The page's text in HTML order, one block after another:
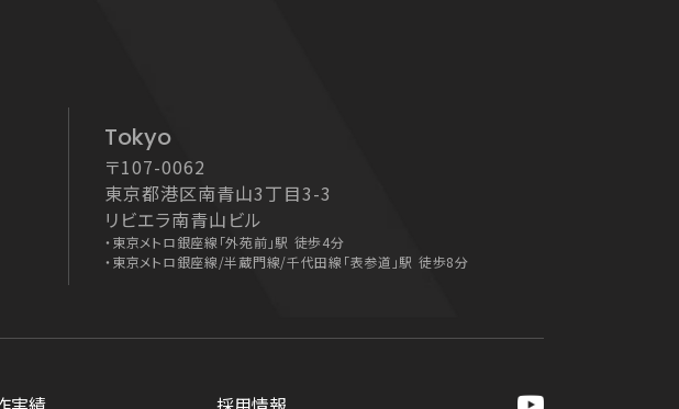
Tokyo
〒107-0062
東京都港区南青山3丁目3-3
リビエラ南青山ビル
・
・
東京メトロ銀座線「外苑前」駅 徒歩4分
東京メトロ銀座線/半蔵門線/千代田線「表参道」駅 徒歩8分